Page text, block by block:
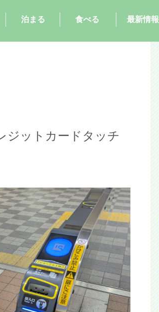
泊まる 食べる 最新情報
ジットカードタッチ